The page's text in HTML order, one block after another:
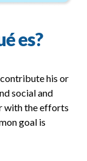
es?
his or
social and
with the efforts
goal is